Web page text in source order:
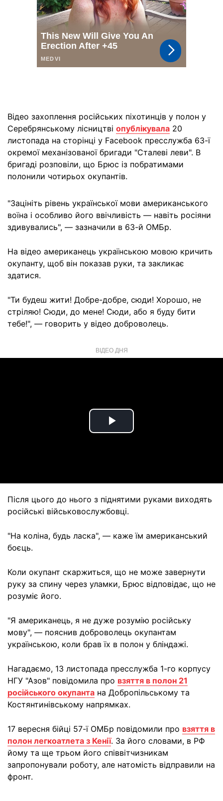
Відео захоплення російських піхотинців у полон у
Серебрянському лісництві опублікувала 20
листопада на сторінці у Facebook пресслужба 63-ї
окремої механізованої бригади "Сталеві леви". В
бригаді розповіли, що Брюс із побратимами
полонили чотирьох окупантів.
"Зацініть рівень української мови американського
воїна і особливо його ввічливість — навіть росіяни
здивувались", — зазначили в 63-й ОМБр.
На відео американець українською мовою кричить
окупанту, щоб він показав руки, та закликає
здатися.
"Ти будеш жити! Добре-добре, сюди! Хорошо, не
стріляю! Сюди, до мене! Сюди, або я буду бити
тебе!", — говорить у відео доброволець.
ВІДЕО ДНЯ
Play
Після цього до нього з піднятими руками виходять
російські військовослужбовці.
"На коліна, будь ласка", — каже їм американський
боєць.
Коли окупант скаржиться, що не може завернути
руку за спину через уламки, Брюс відповідає, що не
розуміє його.
"Я американець, я не дуже розумію російську
мову", — пояснив доброволець окупантам
українською, коли брав їх в полон у бліндажі.
Нагадаємо, 13 листопада пресслужба 1-го корпусу
НГУ "Азов" повідомила про взяття в полон 21
російського окупанта на Добропільському та
Костянтинівському напрямках.
17 вересня бійці 57-ї ОМБр повідомили про взяття в
полон легкоатлета з Кенії. За його словами, в РФ
йому та ще трьом його співвітчизникам
запропонували роботу, але натомість відправили на
фронт.